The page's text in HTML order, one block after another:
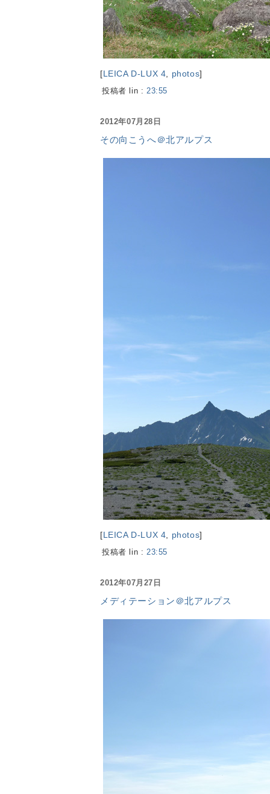
[LEICA D-LUX 4 photos]
投稿者 lin : 23:55
2012年07月28日
その向こうへ＠北アルプス
[LEICA D-LUX 4 photos]
投稿者 lin : 23:55
2012年07月27日
メディテーション＠北アルプス